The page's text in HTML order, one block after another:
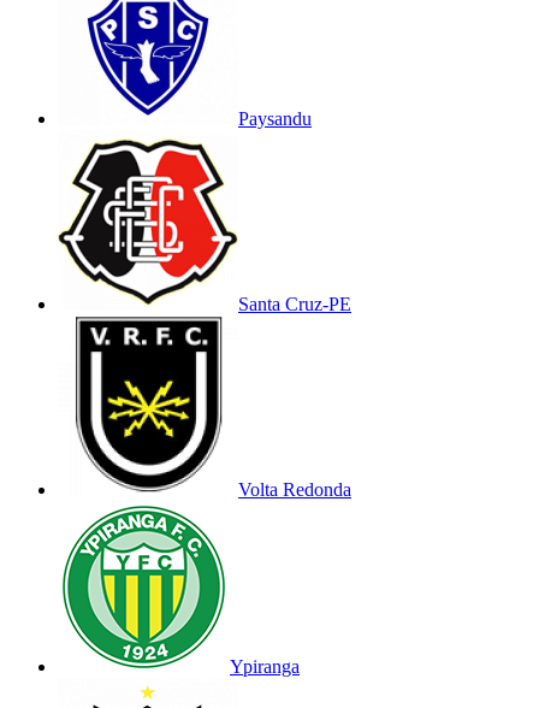
Paysandu
Santa Cruz-PE
Volta Redonda
Ypiranga